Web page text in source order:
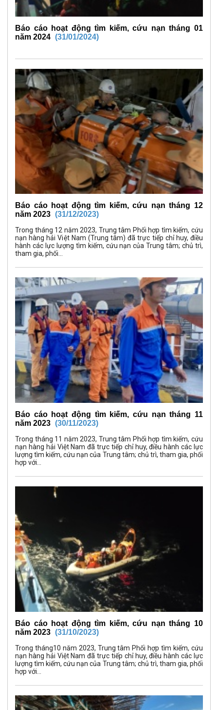
Báo cáo hoạt động tìm kiếm, cứu nạn tháng 01
năm 2024 (31/01/2024)
Báo cáo hoạt động tìm kiếm, cứu nạn tháng 12
năm 2023 (31/12/2023)
Trong tháng 12 năm 2023, Trung tâm Phối hợp tìm kiếm, cứu
nạn hàng hải Việt Nam (Trung tâm) đã trực tiếp chỉ huy, điều
hành các lực lượng tìm kiếm, cứu nạn của Trung tâm; chủ trì,
tham gia, phối...
Báo cáo hoạt động tìm kiếm, cứu nạn tháng 11
năm 2023 (30/11/2023)
Trong tháng 11 năm 2023, Trung tâm Phối hợp tìm kiếm, cứu
nạn hàng hải Việt Nam đã trực tiếp chỉ huy, điều hành các lực
lượng tìm kiếm, cứu nạn của Trung tâm; chủ trì, tham gia, phối
hợp với...
Báo cáo hoạt động tìm kiếm, cứu nạn tháng 10
năm 2023 (31/10/2023)
Trong tháng10 năm 2023, Trung tâm Phối hợp tìm kiếm, cứu
nạn hàng hải Việt Nam đã trực tiếp chỉ huy, điều hành các lực
lượng tìm kiếm, cứu nạn của Trung tâm; chủ trì, tham gia, phối
hợp với...